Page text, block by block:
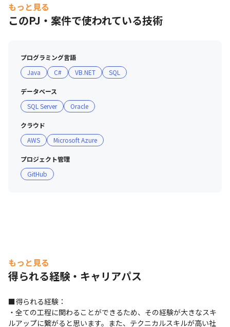
もっと見る
このPJ・案件で使われている技術
プログラミング言語
Java
C# VB.NET SQL
データベース
SQL Server
Oracle
クラウド
AWS
Microsoft Azure
プロジェクト管理
GitHub
もっと見る
得られる経験・キャリアパス
■得られる経験：
・全ての工程に関わることができるため、その経験が大きなスキ
ルアップに繋がると思います。また、テクニカルスキルが高い社